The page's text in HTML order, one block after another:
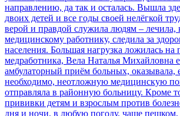
направлению, да так и осталась. Вышла
двоих детей и все годы своей нелёгкой
верой и правдой служила людям – лечила,
медицинскому работнику, следила за
населения. Большая нагрузка ложилась на
медработника, Вела Наталья Михайловна
амбулаторный приём больных, оказывала,
необходимо, неотложную медицинскую
отправляла в районную больницу. Кроме
прививки детям и взрослым против
дня и ночи, в любую погоду, чаще пешком,